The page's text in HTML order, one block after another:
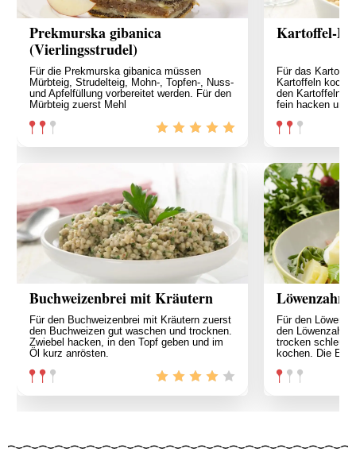
Prekmurska gibanica
(Vierlingsstrudel)
Für die Prekmurska gibanica müssen
Mürbteig, Strudelteig, Mohn-, Topfen-, Nuss-
und Apfelfüllung vorbereitet werden. Für den
Mürbteig zuerst Mehl
Kartoffel-
Für das
Kartoffeln
den Kartoffeln
fein hacken und
Buchweizenbrei mit Kräutern
Für den Buchweizenbrei mit Kräutern zuerst
den Buchweizen gut waschen und trocknen.
Zwiebel hacken, in den Topf geben und im
Öl kurz anrösten.
Für den
den Löwenzahn
trocken
kochen. Die Eier